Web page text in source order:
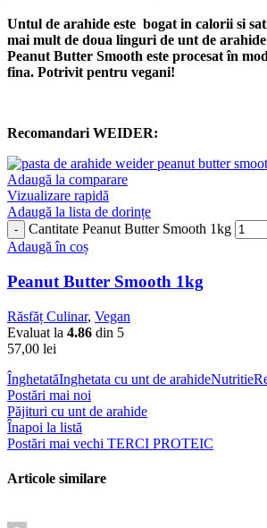
Untul de arahide este bogat in calorii si
mai mult de doua linguri de unt de
Peanut Butter Smooth este procesat în
fina. Potrivit pentru vegani!
Recomandari WEIDER:
Adaugă la comparare
Vizualizare rapidă
Adaugă la lista de dorințe
Cantitate Peanut Butter Smooth 1kg
Adaugă în coș
Peanut Butter Smooth 1kg
Răsfăț Culinar, Vegan
Evaluat la 4.86 din 5
57,00 lei
ÎnghetatăInghetata cu unt de arahideNutritie
Postări mai noi
Păjituri cu unt de arahide
Înapoi la listă
Postări mai vechi TERCI PROTEIC
Articole similare